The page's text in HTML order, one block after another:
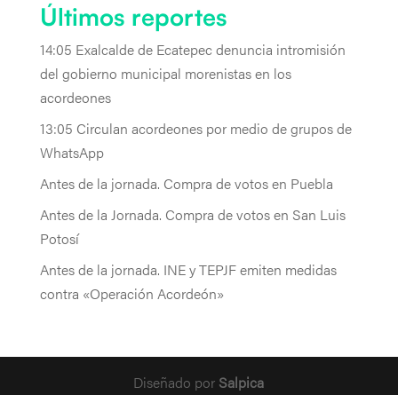
Últimos reportes
14:05 Exalcalde de Ecatepec denuncia intromisión
del gobierno municipal morenistas en los
acordeones
13:05 Circulan acordeones por medio de grupos de
WhatsApp
Antes de la jornada. Compra de votos en Puebla
Antes de la Jornada. Compra de votos en San Luis
Potosí
Antes de la jornada. INE y TEPJF emiten medidas
contra «Operación Acordeón»
Diseñado por Salpica